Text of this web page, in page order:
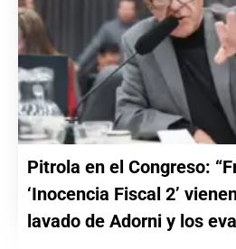
Pitrola en el Congreso:
‘Inocencia Fiscal 2’
lavado de Adorni y los